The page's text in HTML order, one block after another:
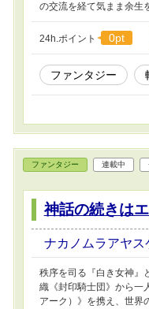
の交流を経て気まま余生
24h.ポイント 0pt
ファンタジー
ファンタジー 連載中
神話の続きは
ナカノムラアヤス
秩序を司る『白き女神』
織《封印騎士団》から
アーク）》を携え、世